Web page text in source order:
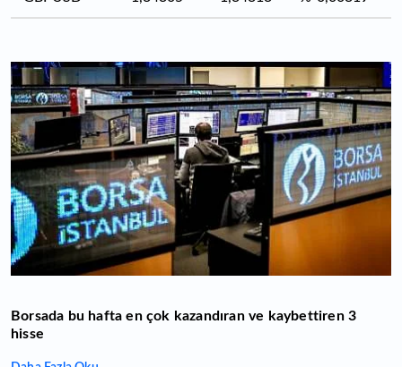
Borsada bu hafta en çok kazandıran ve kaybettiren 3
hisse